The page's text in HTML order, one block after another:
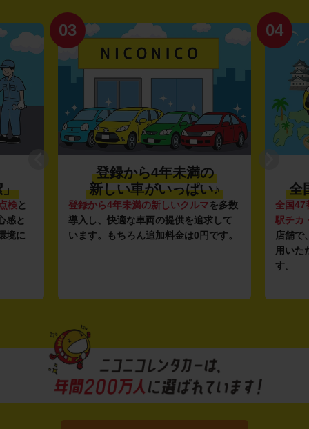
」
検と
感と
境に
03
登録から4年未満の
新しい車がいっぱい♪
登録から4年未満の新しいクルマを多数
導入し、快適な車両の提供を追求して
います。もちろん追加料金は0円です。
04
全
全国47
駅チカ
店舗で
用いた
す。